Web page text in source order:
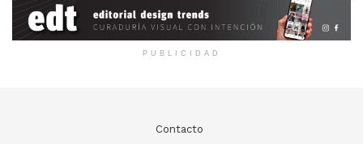
PUBLICIDAD
Contacto